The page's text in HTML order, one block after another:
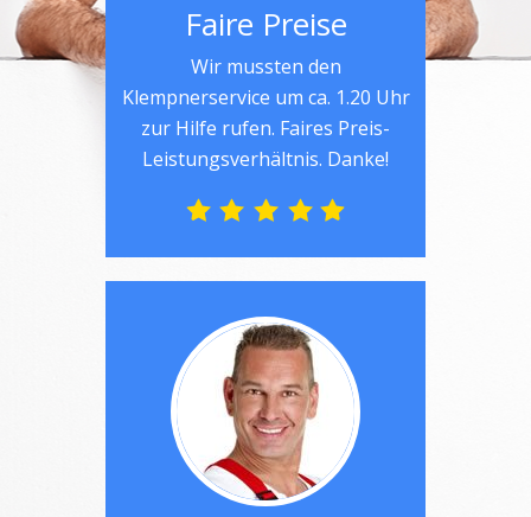
Faire Preise
Wir mussten den
Klempnerservice um ca. 1.20 Uhr
zur Hilfe rufen. Faires Preis-
Leistungsverhältnis. Danke!